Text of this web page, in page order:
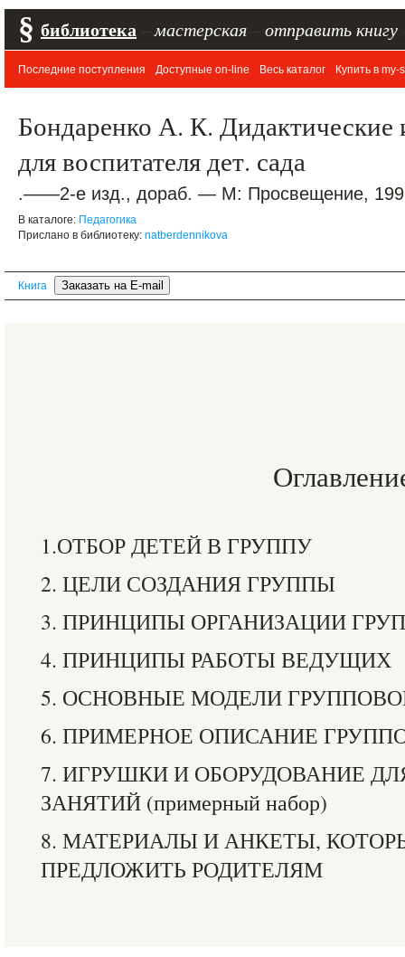
§ библиотека мастерская отправить книгу
Последние поступления Доступные on-line Весь каталог Купить в my-
Бондаренко А. К. Дидактические
для воспитателя дет. сада
.——2-е изд., дораб. — М: Просвещение,
В каталоге: Педагогика
Прислано в библиотеку: natberdennikova
Книга
1.ОТБОР ДЕТЕЙ В ГРУППУ
2. ЦЕЛИ СОЗДАНИЯ ГРУППЫ
3. ПРИНЦИПЫ ОРГАНИЗАЦИИ
4. ПРИНЦИПЫ РАБОТЫ ВЕДУЩИХ
5. ОСНОВНЫЕ МОДЕЛИ
6. ПРИМЕРНОЕ ОПИСАНИЕ
7. ИГРУШКИ И ОБОРУДОВАНИЕ
ЗАНЯТИЙ (примерный набор)
8. МАТЕРИАЛЫ И АНКЕТЫ,
ПРЕДЛОЖИТЬ РОДИТЕЛЯМ